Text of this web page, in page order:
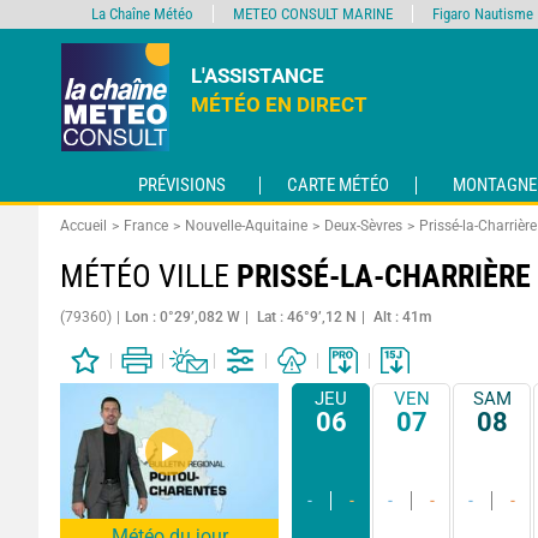
L'ASSISTANCE
MÉTÉO EN DIRECT
PRÉVISIONS CARTE MÉTÉO MONTAGNE
Accueil France Nouvelle-Aquitaine Deux-Sèvres Prissé-la-Charrière
MÉTÉO VILLE PRISSÉ-LA-CHARRIÈRE
(79360) Lon : 0°29’,082 W Lat : 46°9’,12 N Alt : 41m
JEU
06
- -
VEN
07
- -
SAM
08
- -
La Chaîne Météo METEO CONSULT MARINE Figaro Nautisme